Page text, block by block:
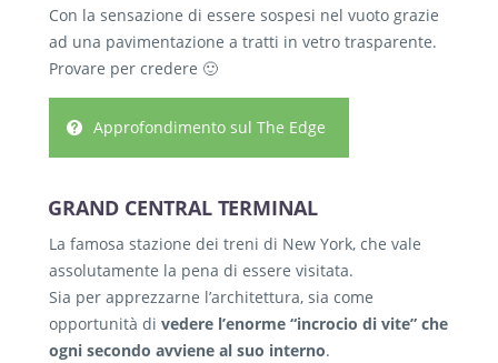
Con la sensazione di essere sospesi nel vuoto grazie
ad una pavimentazione a tratti in vetro trasparente.
Provare per credere 🙂
Approfondimento sul The Edge
GRAND CENTRAL TERMINAL
La famosa stazione dei treni di New York, che vale
assolutamente la pena di essere visitata.
Sia per apprezzarne l’architettura, sia come
opportunità di vedere l’enorme “incrocio di vite” che
ogni secondo avviene al suo interno.